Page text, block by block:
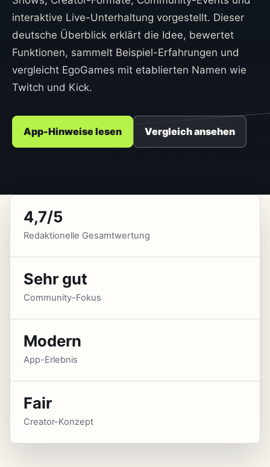
interaktive Live-Unterhaltung vorgestellt. Dieser
deutsche Überblick erklärt die Idee, bewertet
Funktionen, sammelt Beispiel-Erfahrungen und
vergleicht EgoGames mit etablierten Namen wie
Twitch und Kick.
App-Hinweise lesen Vergleich ansehen
4,7/5
Redaktionelle Gesamtwertung
Sehr gut
Community-Fokus
Modern
App-Erlebnis
Fair
Creator-Konzept